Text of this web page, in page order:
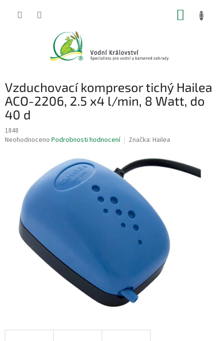
Vzduchovací kompresor tichý Hailea
ACO-2206, 2.5 x4 l/min, 8 Watt, do
40 d
1848
Průměrné
hvězdiček.
Neohodnoceno Podrobnosti hodnocení Značka: Hailea